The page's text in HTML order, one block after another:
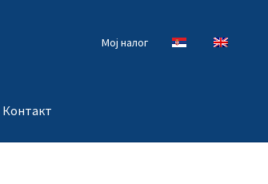
Мој налог
Контакт